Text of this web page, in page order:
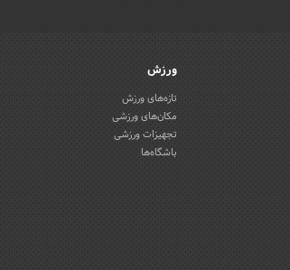
ورزش
تازه‌های ورزش
مکان‌های ورزشی
تجهیزات ورزشی
باشگاه‌ها